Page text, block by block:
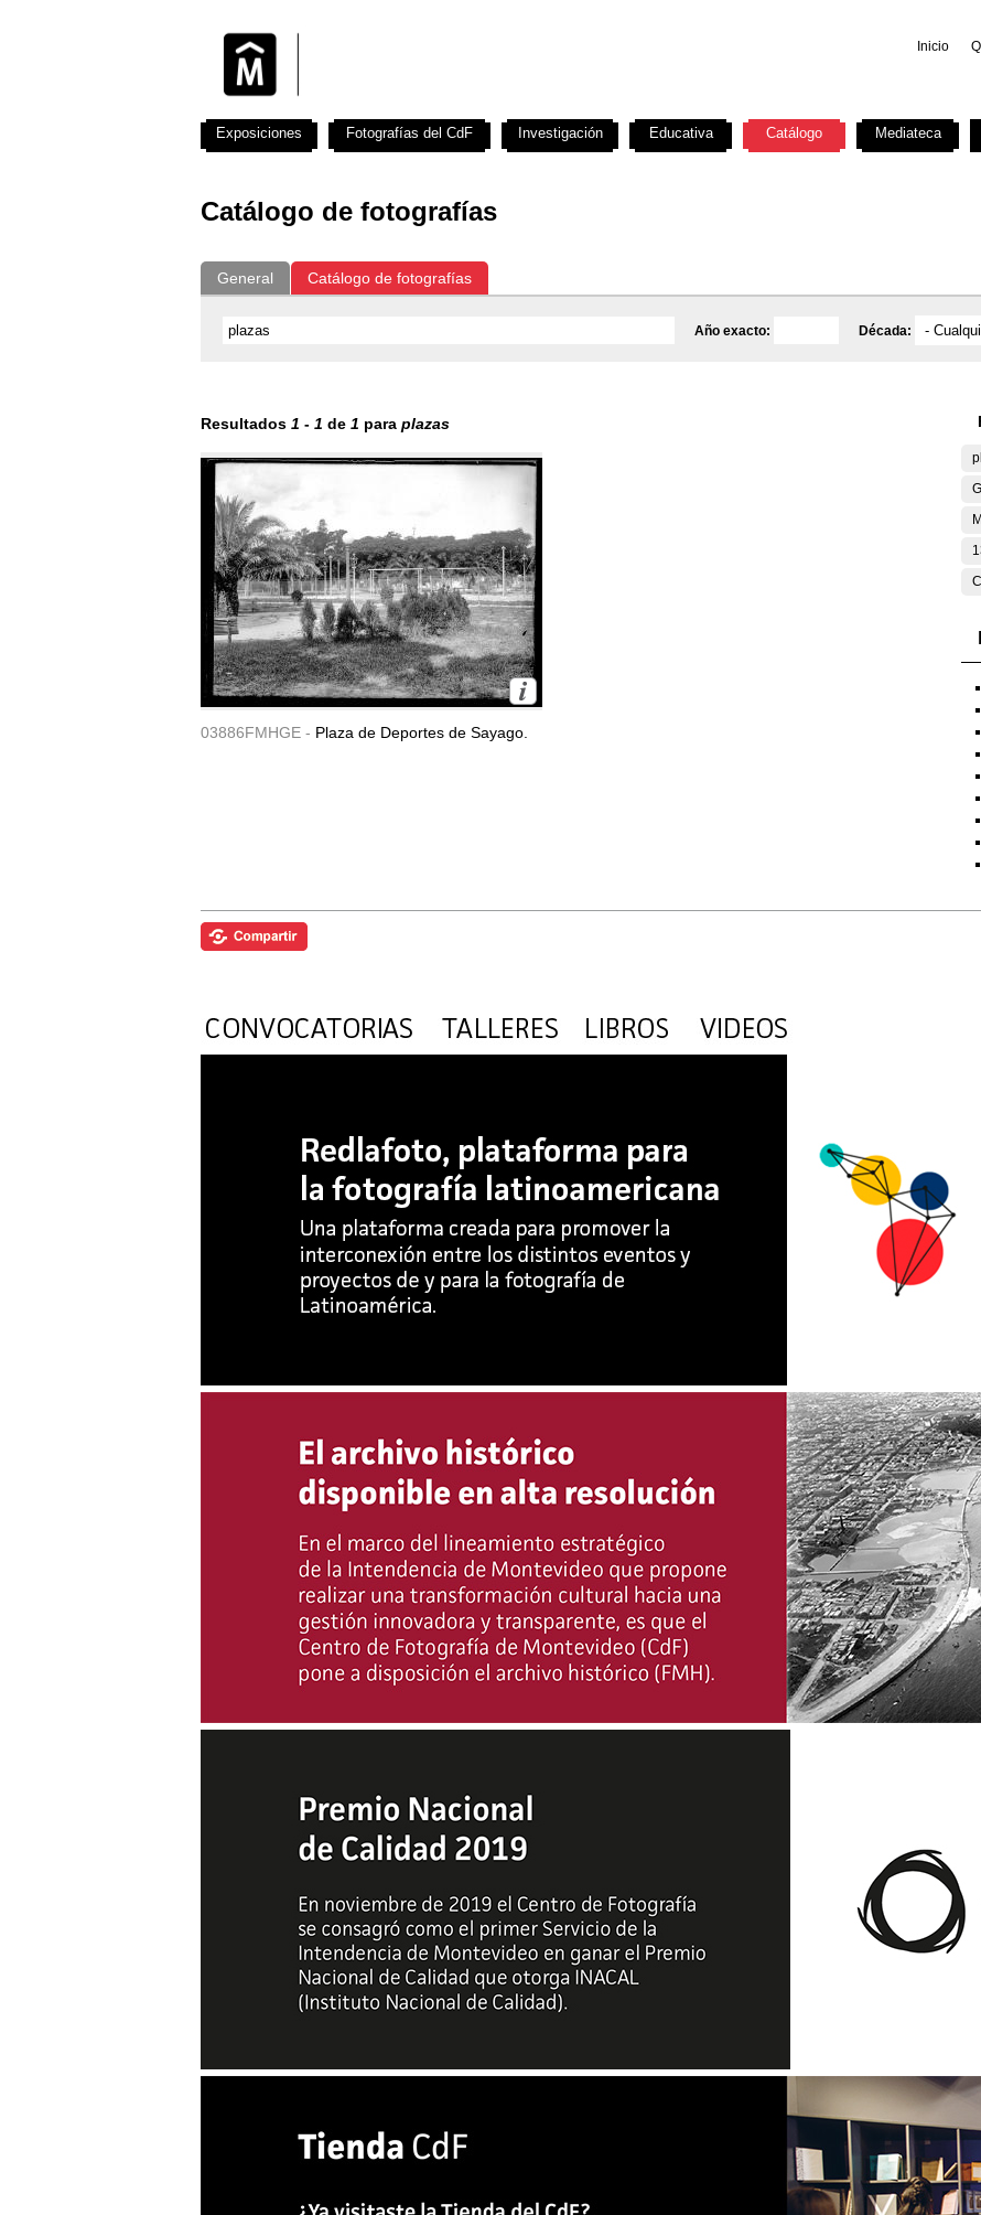
Inicio
Catálogo de fotografías
General Catálogo de fotografías
Año exacto: Década:
Resultados 1 - 1 de 1 para plazas
03886FMHGE - Plaza de Deportes de Sayago.
G
Exposiciones Fotografías del CdF Investigación Educativa Catálogo Mediateca